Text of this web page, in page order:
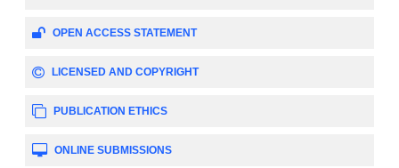
OPEN ACCESS STATEMENT
LICENSED AND COPYRIGHT
PUBLICATION ETHICS
ONLINE SUBMISSIONS